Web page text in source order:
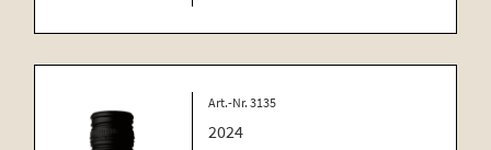
Art.-Nr. 3135
2024